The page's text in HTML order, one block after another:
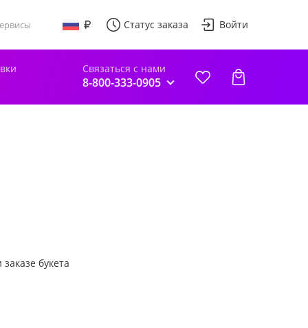
Статус заказа Войти
Связаться с нами
8-800-333-0905
букета